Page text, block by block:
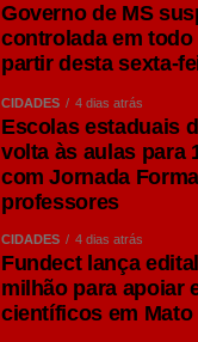
Governo de MS
controlada em todo
partir desta sexta-
CIDADES 4 dias atrás
Escolas estaduais
volta às aulas para
com Jornada
professores
CIDADES 4 dias atrás
Fundect lança
milhão para apoiar
científicos em Mato